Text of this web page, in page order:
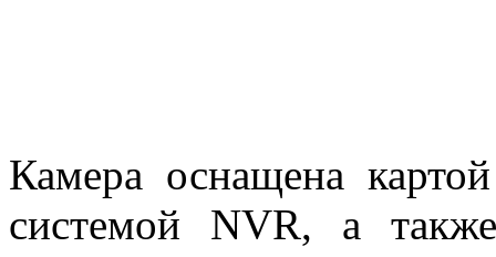
Камера оснащена
системой NVR, а